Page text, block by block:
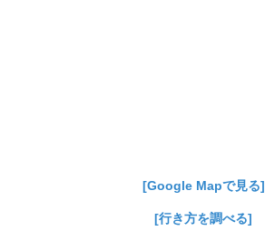
[Google Mapで見る]
[行き方を調べる]